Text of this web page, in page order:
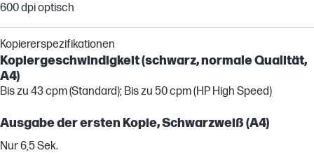
600 dpi optisch
Kopiererspezifikationen
Kopiergeschwindigkeit (schwarz, normale Qualität,
A4)
Bis zu 43 cpm (Standard); Bis zu 50 cpm (HP High Speed)
Ausgabe der ersten Kopie, Schwarzweiß (A4)
Nur 6,5 Sek.